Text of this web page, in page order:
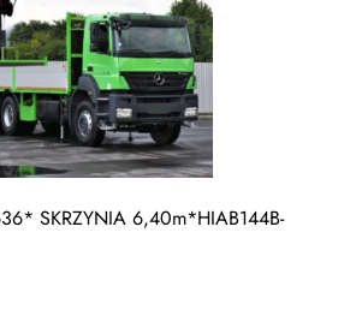
SKRZYNIA 6,40m*HIAB144B-